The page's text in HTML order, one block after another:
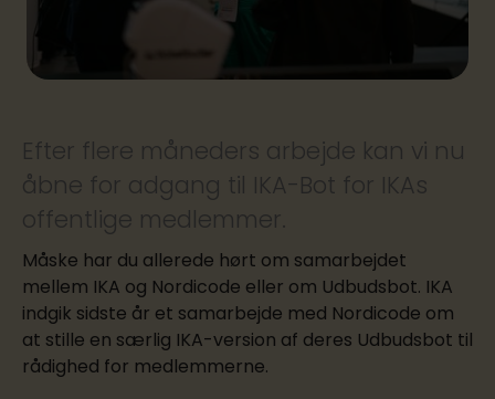
Efter flere måneders arbejde kan vi nu
åbne for adgang til IKA-Bot for IKAs
offentlige medlemmer.
Måske har du allerede hørt om samarbejdet
mellem IKA og Nordicode eller om Udbudsbot. IKA
indgik sidste år et samarbejde med Nordicode om
at stille en særlig IKA-version af deres Udbudsbot til
rådighed for medlemmerne.